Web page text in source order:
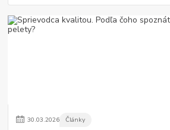
30.03.2026 Články